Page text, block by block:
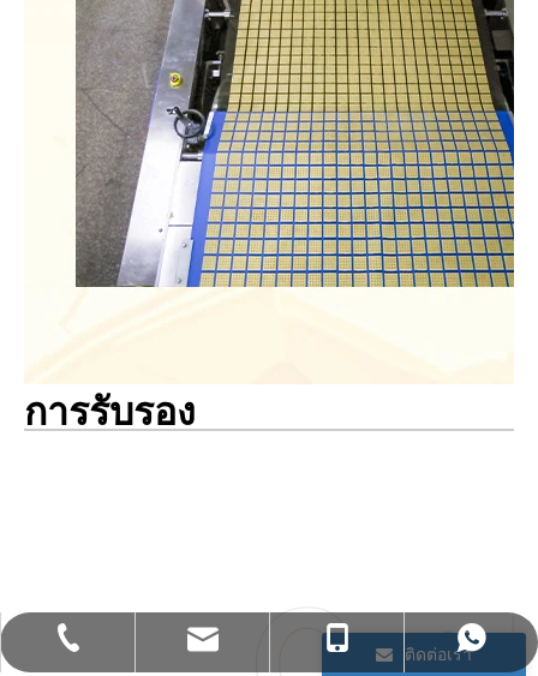
การรับรอง
+86-335-3957085
bettyzhang@qhdhysp.com
+86- 13133515208
+86 13133515208 ติดต่อเรา